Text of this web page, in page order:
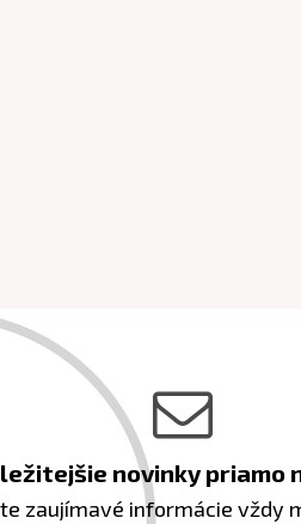
novinky priamo
zaujímavé informácie vždy